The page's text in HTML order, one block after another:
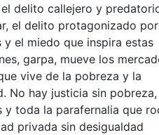
delito callejero y
el delito protagonizado
y el miedo que inspira estas
garpa, mueve los
vive de la pobreza y la
No hay justicia sin pobreza,
y toda la parafernalia que
privada sin desigualdad